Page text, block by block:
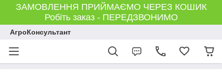
ЗАМОВЛЕННЯ ПРИЙМАЄМО ЧЕРЕЗ КОШИК
Робіть заказ - ПЕРЕДЗВОНИМО
АгроКонсультант